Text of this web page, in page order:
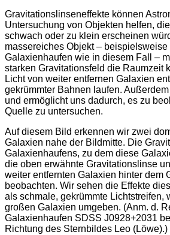
Gravitationslinseneffekte können
Untersuchung von Objekten helfen,
schwach oder zu klein erscheinen
massereiches Objekt –
Galaxienhaufen wie in diesem Fall –
starken Gravitationsfeld die Raumzeit
Licht von weiter entfernen Galaxien
gekrümmter Bahnen laufen.
und ermöglicht uns dadurch, es zu
Quelle zu untersuchen.
Auf diesem Bild erkennen wir zwei
Galaxien nahe der Bildmitte. Die
Galaxienhaufens, zu dem diese
die oben erwähnte Gravitationslinse
weiter entfernten Galaxien hinter dem
beobachten. Wir sehen die Effekte
als schmale, gekrümmte Lichtstreifen,
großen Galaxien umgeben. (Anm. d.
Galaxienhaufen SDSS J0928+2031
Richtung des Sternbildes Leo (Löwe).)